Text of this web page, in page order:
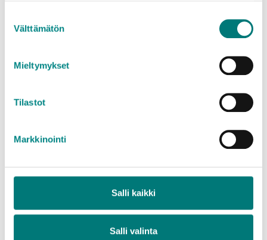
valinta
Välttämätön
Mieltymykset
Tilastot
Markkinointi
Salli kaikki
Salli valinta
Mitä jätteelle tapahtuu?
Keräyspaperi kuljetetaan esitarkastuksen kautta
tuotantolaitoksiin. Siitä valmistetaan Suomessa
mm. Saksassa. Rakennusmateriaaliteollisuudessa
paperista valmistetaan levyvillaa, puhallusvillaa
käyttää rakentamisessa lämmöneristeenä ja
akustointimateriaalina.